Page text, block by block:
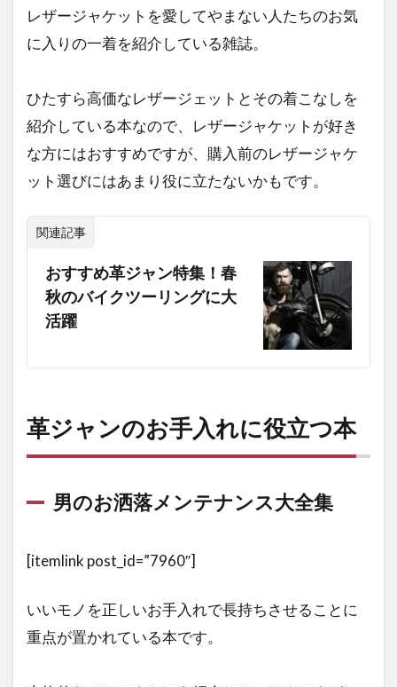
レザージャケットを愛してやまない人たちのお気
に入りの一着を紹介している雑誌。
ひたすら高価なレザージェットとその着こなしを
紹介している本なので、レザージャケットが好き
な方にはおすすめですが、購入前のレザージャケ
ット選びにはあまり役に立たないかもです。
関連記事
おすすめ革ジャン特集！春
秋のバイクツーリングに大
活躍
革ジャンのお手入れに役立つ本
男のお洒落メンテナンス大全集
[itemlink post_id=”7960″]
いいモノを正しいお手入れで長持ちさせることに
重点が置かれている本です。